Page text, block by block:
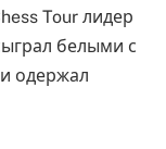
Tour лидер
белыми с
одержал